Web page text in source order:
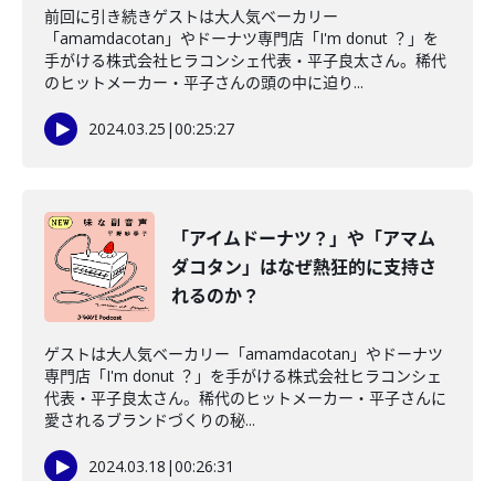
前回に引き続きゲストは大人気ベーカリー
「amamdacotan」やドーナツ専門店「I'm donut ？」を
手がける株式会社ヒラコンシェ代表・平子良太さん。稀代
のヒットメーカー・平子さんの頭の中に迫り...
2024.03.25 |00:25:27
「アイムドーナツ？」や「アマム
ダコタン」はなぜ熱狂的に支持さ
れるのか？
ゲストは大人気ベーカリー「amamdacotan」やドーナツ
専門店「I'm donut ？」を手がける株式会社ヒラコンシェ
代表・平子良太さん。稀代のヒットメーカー・平子さんに
愛されるブランドづくりの秘...
2024.03.18 |00:26:31